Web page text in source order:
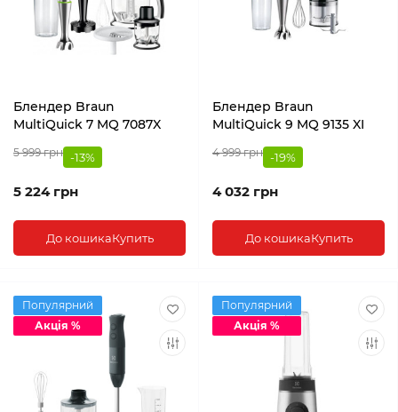
Блендер Braun
MultiQuick 7 MQ 7087X
5 999 грн -13%
5 224 грн
До кошикаКупить
Блендер Braun
MultiQuick 9 MQ 9135 XI
4 999 грн -19%
4 032 грн
До кошикаКупить
Популярний
Акція %
Популярний
Акція %